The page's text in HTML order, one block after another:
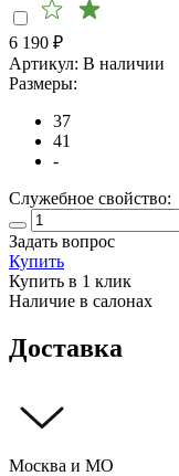
6 190 ₽
Артикул: В наличии
Размеры:
37
41
-
Служебное свойство:
Задать вопрос
Купить
Купить в 1 клик
Наличие в салонах
Доставка
Москва и МО